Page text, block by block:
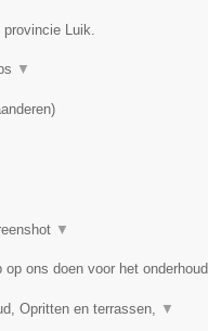
Luik.
▼
)
▼
ons doen voor het onderhoud
Opritten en terrassen, ▼